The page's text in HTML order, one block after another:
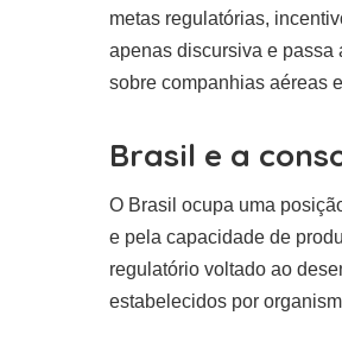
metas regulatórias,
apenas discursiva e passa
sobre companhias aéreas
Brasil e a
O Brasil ocupa uma
e pela capacidade de
regulatório voltado ao
estabelecidos por